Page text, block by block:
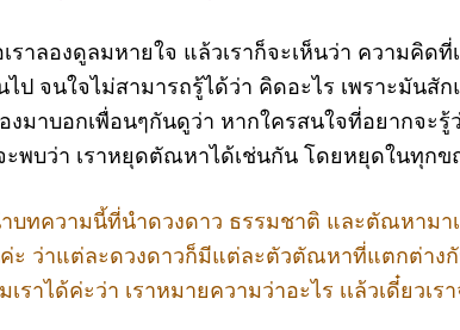
ราลองดูลมหายใจ แล้วเราก็จะเห็นว่า ความคิดที่
ป จนใจไม่สามารถรู้ได้ว่า คิดอะไร เพราะมันสั
งมาบอกเพื่อนๆกันดูว่า หากใครสนใจที่อยากจะรู้
พบว่า เราหยุดตัณหาได้เช่นกัน โดยหยุดในทุก
บทความนี้ที่นำดวงดาว ธรรมชาติ และตัณหามา
ะ ว่าแต่ละดวงดาวก็มีแต่ละตัวตัณหาที่แตกต่างกั
ราได้ค่ะว่า เราหมายความว่าอะไร เเล้วเดี๋ยวเ